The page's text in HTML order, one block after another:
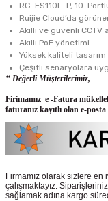
RG-ES110F-P, 10-
Ruijie Cloud’da
Akıllı ve güvenli CCTV
Akıllı PoE yönetimi
Yüksek kaliteli tasarım
Çeşitli senaryolara
‘‘ Değerli Müşterilerimiz,
Firimamız e -Fatura
faturanız kayıtlı olan e-
Firmamız olarak sizlere en
çalışmaktayız.
sağlamak adına kargo